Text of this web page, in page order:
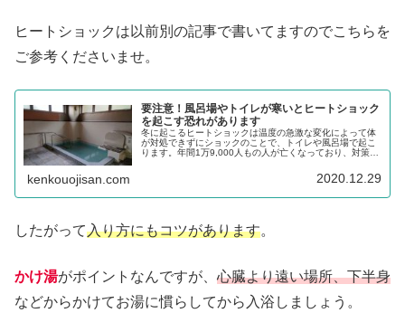
ヒートショックは以前別の記事で書いてますのでこちらを
ご参考くださいませ。
要注意！風呂場やトイレが寒いとヒートショック
を起こす恐れがあります
冬に起こるヒートショックは温度の急激な変化によって体
が対処できずにショックのことで、トイレや風呂場で起こ
ります。年間1万9,000人もの人が亡くなっており、対策を
kenkouojisan.com 2020.12.29
したがって入り方にもコツがあります。
かけ湯がポイントなんですが、 心臓より遠い場所、下半身
などからかけてお湯に慣らしてから入浴しましょう。